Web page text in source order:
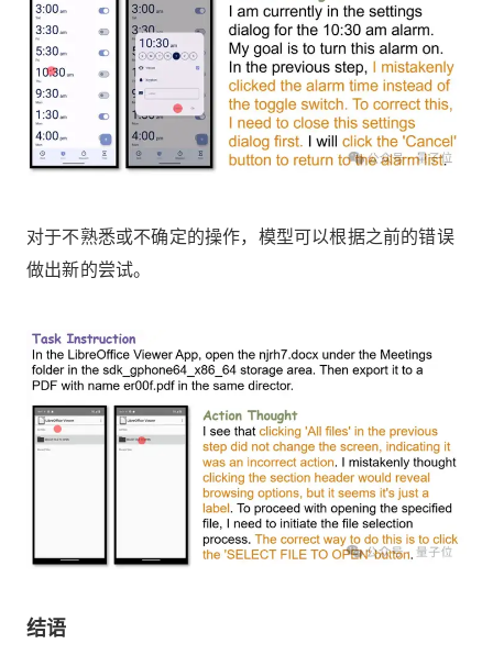
对于不熟悉或不确定的操作，模型可以根据之前的错误
做出新的尝试。
结语